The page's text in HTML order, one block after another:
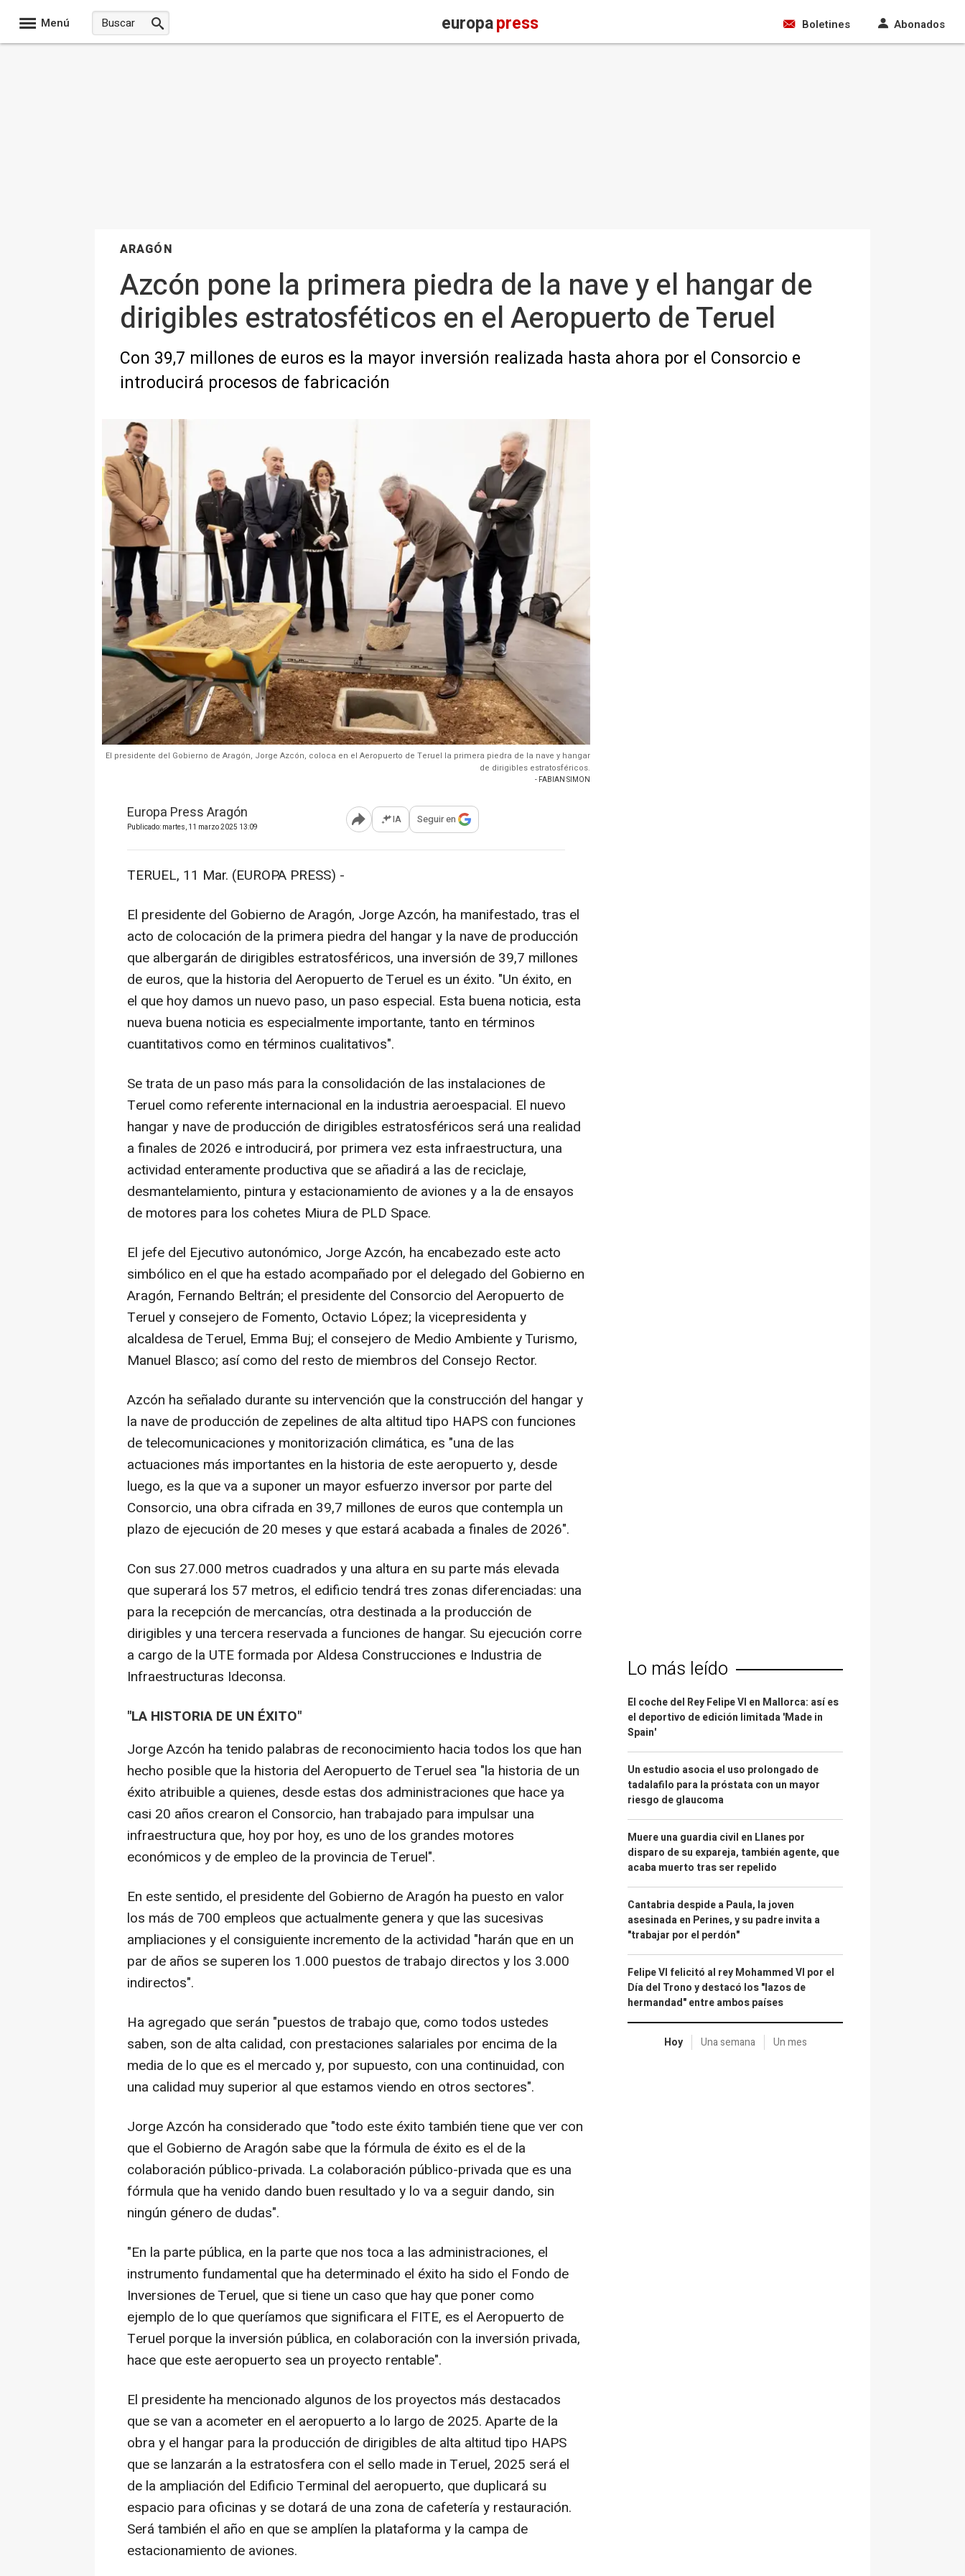
Menú europapress Boletines Abonados
ARAGÓN
Azcón pone la primera piedra de la nave y el hangar de
dirigibles estratosféticos en el Aeropuerto de Teruel
Con 39,7 millones de euros es la mayor inversión realizada hasta ahora por el Consorcio e
introducirá procesos de fabricación
El presidente del Gobierno de Aragón, Jorge Azcón, coloca en el Aeropuerto de Teruel la primera piedra de la nave y hangar
de dirigibles estratosféricos.
- FABIAN SIMON
Europa Press Aragón
Publicado: martes, 11 marzo 2025 13:09 Abrir opciones para compartir
IA Seguir en
TERUEL, 11 Mar. (EUROPA PRESS) -
El presidente del Gobierno de Aragón, Jorge Azcón, ha manifestado, tras el
acto de colocación de la primera piedra del hangar y la nave de producción
que albergarán de dirigibles estratosféricos, una inversión de 39,7 millones
de euros, que la historia del Aeropuerto de Teruel es un éxito. "Un éxito, en
el que hoy damos un nuevo paso, un paso especial. Esta buena noticia, esta
nueva buena noticia es especialmente importante, tanto en términos
cuantitativos como en términos cualitativos".
Se trata de un paso más para la consolidación de las instalaciones de
Teruel como referente internacional en la industria aeroespacial. El nuevo
hangar y nave de producción de dirigibles estratosféricos será una realidad
a finales de 2026 e introducirá, por primera vez esta infraestructura, una
actividad enteramente productiva que se añadirá a las de reciclaje,
desmantelamiento, pintura y estacionamiento de aviones y a la de ensayos
de motores para los cohetes Miura de PLD Space.
El jefe del Ejecutivo autonómico, Jorge Azcón, ha encabezado este acto
simbólico en el que ha estado acompañado por el delegado del Gobierno en
Aragón, Fernando Beltrán; el presidente del Consorcio del Aeropuerto de
Teruel y consejero de Fomento, Octavio López; la vicepresidenta y
alcaldesa de Teruel, Emma Buj; el consejero de Medio Ambiente y Turismo,
Manuel Blasco; así como del resto de miembros del Consejo Rector.
Azcón ha señalado durante su intervención que la construcción del hangar y
la nave de producción de zepelines de alta altitud tipo HAPS con funciones
de telecomunicaciones y monitorización climática, es "una de las
actuaciones más importantes en la historia de este aeropuerto y, desde
luego, es la que va a suponer un mayor esfuerzo inversor por parte del
Consorcio, una obra cifrada en 39,7 millones de euros que contempla un
plazo de ejecución de 20 meses y que estará acabada a finales de 2026".
Con sus 27.000 metros cuadrados y una altura en su parte más elevada
que superará los 57 metros, el edificio tendrá tres zonas diferenciadas: una
para la recepción de mercancías, otra destinada a la producción de
dirigibles y una tercera reservada a funciones de hangar. Su ejecución corre
a cargo de la UTE formada por Aldesa Construcciones e Industria de
Infraestructuras Ideconsa.
"LA HISTORIA DE UN ÉXITO"
Jorge Azcón ha tenido palabras de reconocimiento hacia todos los que han
hecho posible que la historia del Aeropuerto de Teruel sea "la historia de un
éxito atribuible a quienes, desde estas dos administraciones que hace ya
casi 20 años crearon el Consorcio, han trabajado para impulsar una
infraestructura que, hoy por hoy, es uno de los grandes motores
económicos y de empleo de la provincia de Teruel".
En este sentido, el presidente del Gobierno de Aragón ha puesto en valor
los más de 700 empleos que actualmente genera y que las sucesivas
ampliaciones y el consiguiente incremento de la actividad "harán que en un
par de años se superen los 1.000 puestos de trabajo directos y los 3.000
indirectos".
Ha agregado que serán "puestos de trabajo que, como todos ustedes
saben, son de alta calidad, con prestaciones salariales por encima de la
media de lo que es el mercado y, por supuesto, con una continuidad, con
una calidad muy superior al que estamos viendo en otros sectores".
Jorge Azcón ha considerado que "todo este éxito también tiene que ver con
que el Gobierno de Aragón sabe que la fórmula de éxito es el de la
colaboración público-privada. La colaboración público-privada que es una
fórmula que ha venido dando buen resultado y lo va a seguir dando, sin
ningún género de dudas".
"En la parte pública, en la parte que nos toca a las administraciones, el
instrumento fundamental que ha determinado el éxito ha sido el Fondo de
Inversiones de Teruel, que si tiene un caso que hay que poner como
ejemplo de lo que queríamos que significara el FITE, es el Aeropuerto de
Teruel porque la inversión pública, en colaboración con la inversión privada,
hace que este aeropuerto sea un proyecto rentable".
El presidente ha mencionado algunos de los proyectos más destacados
que se van a acometer en el aeropuerto a lo largo de 2025. Aparte de la
obra y el hangar para la producción de dirigibles de alta altitud tipo HAPS
que se lanzarán a la estratosfera con el sello made in Teruel, 2025 será el
de la ampliación del Edificio Terminal del aeropuerto, que duplicará su
espacio para oficinas y se dotará de una zona de cafetería y restauración.
Será también el año en que se amplíen la plataforma y la campa de
estacionamiento de aviones.
Lo más leído
El coche del Rey Felipe VI en Mallorca: así es
el deportivo de edición limitada 'Made in
Spain'
Un estudio asocia el uso prolongado de
tadalafilo para la próstata con un mayor
riesgo de glaucoma
Muere una guardia civil en Llanes por
disparo de su expareja, también agente, que
acaba muerto tras ser repelido
Cantabria despide a Paula, la joven
asesinada en Perines, y su padre invita a
"trabajar por el perdón"
Felipe VI felicitó al rey Mohammed VI por el
Día del Trono y destacó los "lazos de
hermandad" entre ambos países
Hoy Una semana Un mes